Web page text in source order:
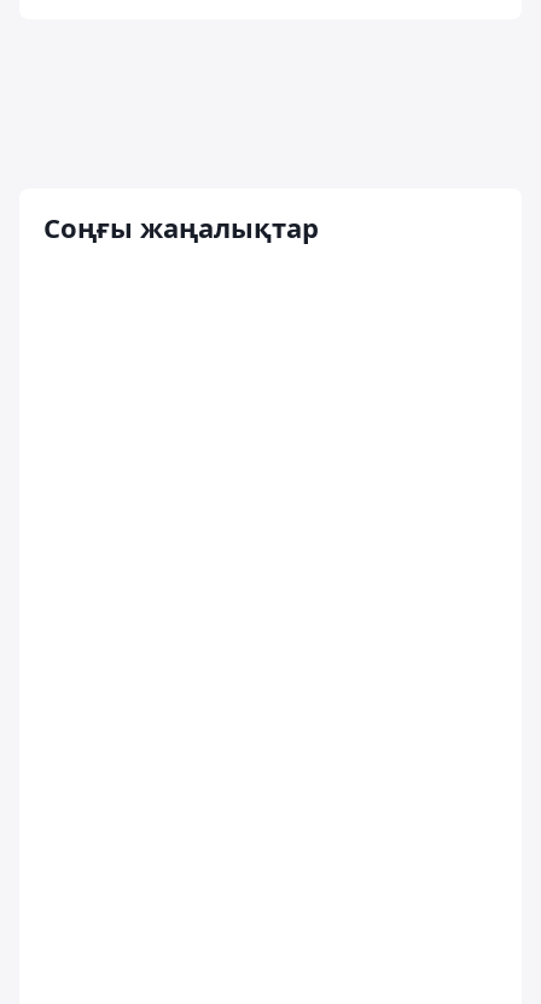
Соңғы жаңалықтар